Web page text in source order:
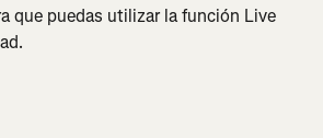
que puedas utilizar la función Live